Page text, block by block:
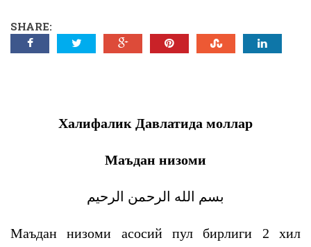
SHARE:
Халифалик Давлатида моллар
Маъдан низоми
بسم الله الرحمن الرحيم
Маъдан низоми асосий пул бирлиги 2 хил